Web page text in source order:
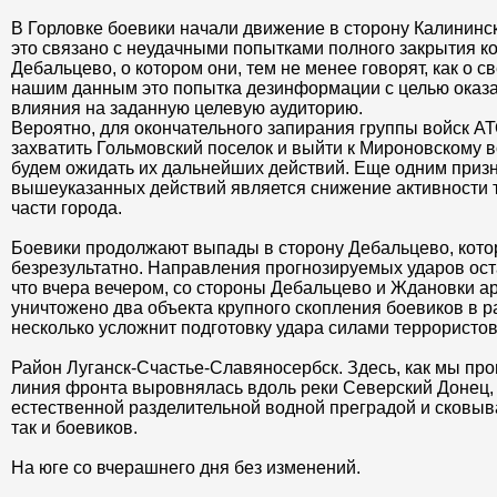
В Горловке боевики начали движение в сторону
это связано с неудачными попытками полного закрытия
Дебальцево, о котором они, тем не менее говорят, как о
нашим данным это попытка дезинформации с целью
влияния на заданную целевую аудиторию.
Вероятно, для окончательного запирания группы войск
захватить Гольмовский поселок и выйти к Мироновскому
будем ожидать их дальнейших действий. Еще одним
вышеуказанных действий является снижение активности
части города.
Боевики продолжают выпады в сторону Дебальцево,
безрезультатно. Направления прогнозируемых ударов
что вчера вечером, со стороны Дебальцево и Ждановки
уничтожено два объекта крупного скопления боевиков в
несколько усложнит подготовку удара силами
Район Луганск-Счастье-Славяносербск. Здесь, как мы
линия фронта выровнялась вдоль реки Северский Донец,
естественной разделительной водной преградой и
так и боевиков.
На юге со вчерашнего дня без изменений.